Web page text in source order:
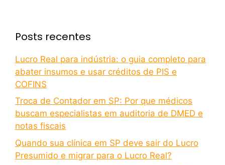
Posts recentes
Lucro Real para indústria: o guia completo para
abater insumos e usar créditos de PIS e
COFINS
Troca de Contador em SP: Por que médicos
buscam especialistas em auditoria de DMED e
notas fiscais
Quando sua clínica em SP deve sair do Lucro
Presumido e migrar para o Lucro Real?